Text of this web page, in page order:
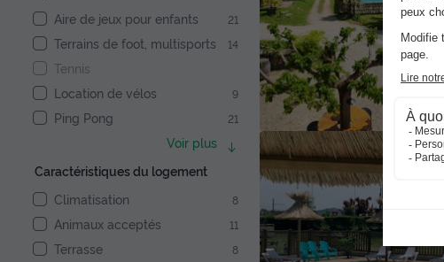
Aire de jeux pour enfants
21
Terrains de foot, multisports 14
Tennis
Location de vélos
9
Ping Pong 21
Voir plus
Caractéristiques du logement
Climatisation
8
Animaux acceptés 11
Terrasse 8